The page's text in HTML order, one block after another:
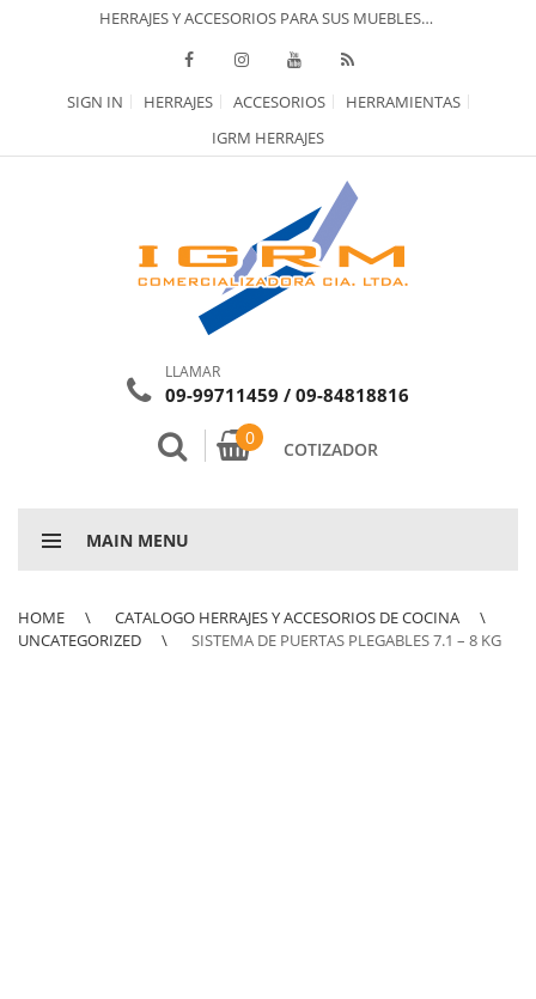
HERRAJES Y ACCESORIOS PARA SUS MUEBLES…
SIGN IN HERRAJES ACCESORIOS
HERRAMIENTAS
IGRM HERRAJES
LLAMAR
09-99711459 / 09-84818816
0
COTIZADOR
MAIN MENU
HOME
CATALOGO HERRAJES Y ACCESORIOS DE COCINA
UNCATEGORIZED
SISTEMA DE PUERTAS PLEGABLES 7.1 – 8 KG